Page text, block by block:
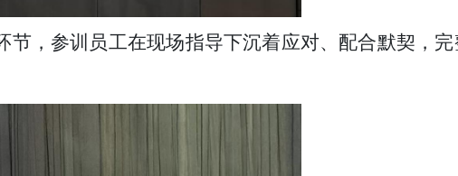
，参训员工在现场指导下沉着应对、配合默契，